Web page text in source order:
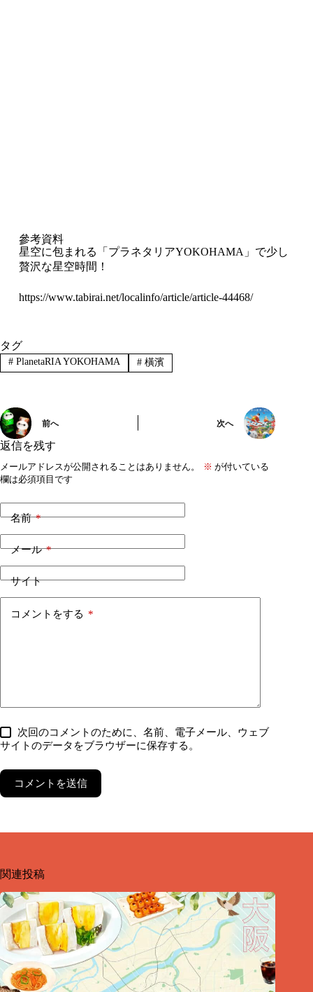
參考資料
星空に包まれる「プラネタリアYOKOHAMA」で少し
贅沢な星空時間！
https://www.tabirai.net/localinfo/article/article-44468/
タグ
#PlanetaRIA YOKOHAMA #橫濱
前へ 次へ
返信を残す
メールアドレスが公開されることはありません。 ※ が付いている
欄は必須項目です
名前*
メール*
サイト
コメントをする *
次回のコメントのために、名前、電子メール、ウェブ
サイトのデータをブラウザーに保存する。
コメントを送信
関連投稿